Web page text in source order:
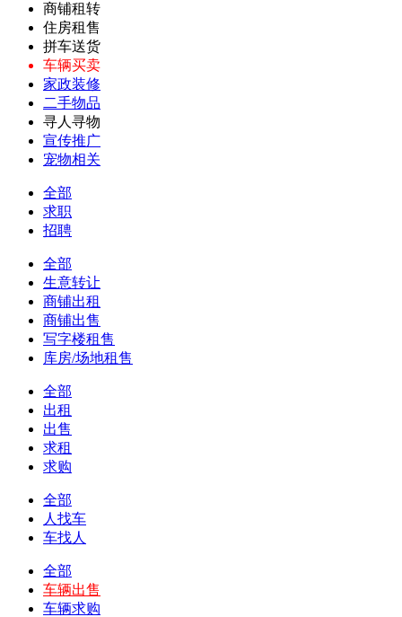
商铺租转
住房租售
拼车送货
车辆买卖
家政装修
二手物品
寻人寻物
宣传推广
宠物相关
全部
求职
招聘
全部
生意转让
商铺出租
商铺出售
写字楼租售
库房/场地租售
全部
出租
出售
求租
求购
全部
人找车
车找人
全部
车辆出售
车辆求购